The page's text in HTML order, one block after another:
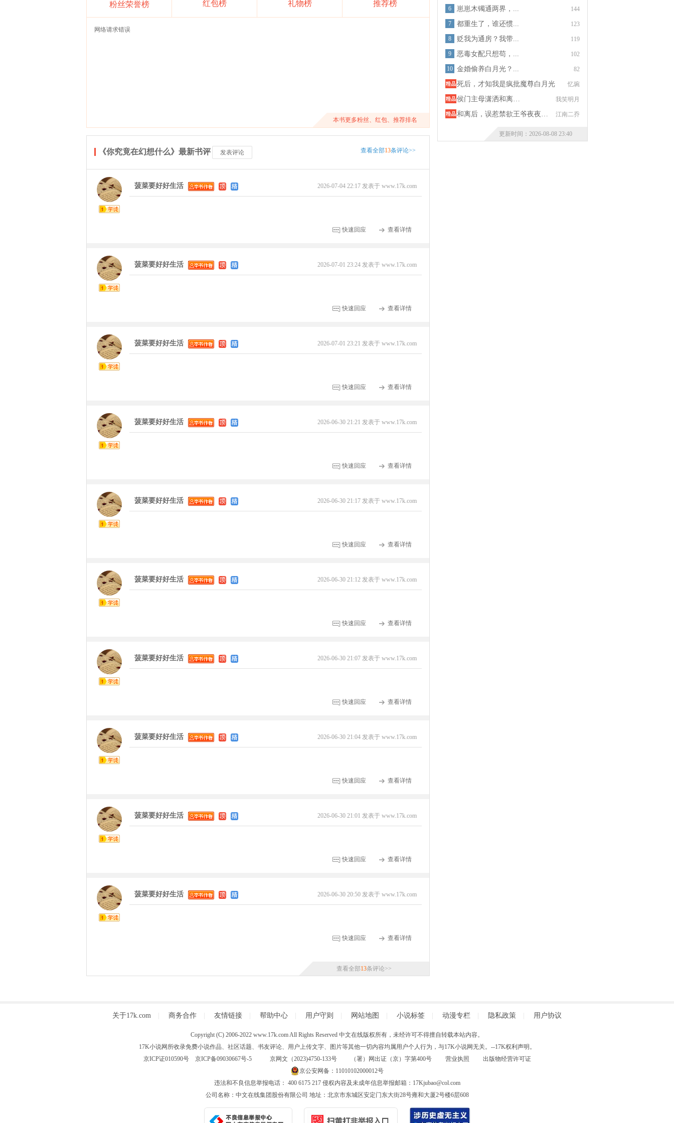
粉丝荣誉榜 红包榜 礼物榜 推荐榜
网络请求错误
本书更多粉丝、红包、推荐排名
查看全部13条评论>>
《你究竟在幻想什么》最新书评 发表评论
2026-07-04 22:17 发表于 www.17k.com
菠菜要好好生活
快速回应 查看详情
2026-07-01 23:24 发表于 www.17k.com
菠菜要好好生活
快速回应 查看详情
2026-07-01 23:21 发表于 www.17k.com
菠菜要好好生活
快速回应 查看详情
2026-06-30 21:21 发表于 www.17k.com
菠菜要好好生活
快速回应 查看详情
2026-06-30 21:17 发表于 www.17k.com
菠菜要好好生活
快速回应 查看详情
2026-06-30 21:12 发表于 www.17k.com
菠菜要好好生活
快速回应 查看详情
2026-06-30 21:07 发表于 www.17k.com
菠菜要好好生活
快速回应 查看详情
2026-06-30 21:04 发表于 www.17k.com
菠菜要好好生活
快速回应 查看详情
2026-06-30 21:01 发表于 www.17k.com
菠菜要好好生活
快速回应 查看详情
2026-06-30 20:50 发表于 www.17k.com
菠菜要好好生活
快速回应 查看详情
查看全部13条评论>>
144
6 崽崽木镯通两界，...
123
7 都重生了，谁还惯...
119
8 贬我为通房？我带...
102
9 恶毒女配只想苟，...
82
10 金婚偷养白月光？...
忆琬
死后，才知我是疯批魔尊白月光
我笑明月
侯门主母潇洒和离…
江南二乔
和离后，误惹禁欲王爷夜夜…
更新时间：2026-08-08 23:40
关于17k.com 商务合作 友情链接 帮助中心 用户守则 网站地图 小说标签 动漫专栏 隐私政策 用户协议
Copyright (C) 2006-2022 www.17k.com All Rights Reserved 中文在线版权所有，未经许可不得擅自转载本站内容。
17K小说网所收录免费小说作品、社区话题、书友评论、用户上传文字、图片等其他一切内容均属用户个人行为，与17K小说网无关。--17K权利声明。
京ICP证010590号 京ICP备09030667号-5京网文（2023)4750-133号 （署）网出证（京）字第400号 营业执照
出版物经营许可证
京公安网备：11010102000012号
违法和不良信息举报电话： 400 6175 217 侵权内容及未成年信息举报邮箱：17Kjubao@col.com
公司名称：中文在线集团股份有限公司 地址：北京市东城区安定门东大街28号雍和大厦2号楼6层608